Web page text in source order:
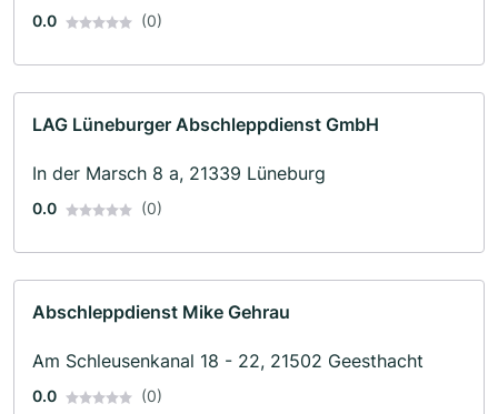
0.0 (0)
LAG Lüneburger Abschleppdienst GmbH
In der Marsch 8 a, 21339 Lüneburg
0.0 (0)
Abschleppdienst Mike Gehrau
Am Schleusenkanal 18 - 22, 21502 Geesthacht
0.0 (0)